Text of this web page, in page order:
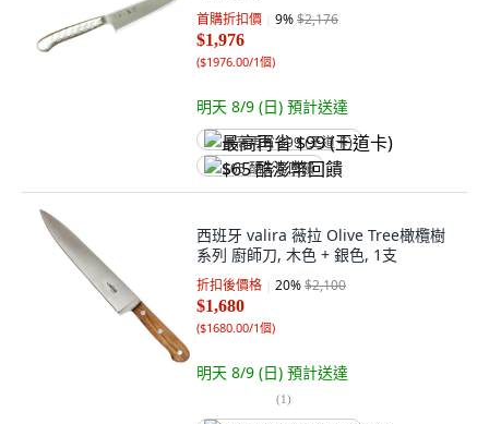
首購折扣價 9%$2,176
$1,976
($1976.00/1個)
明天 8/9 (日) 預計送達
最高再省 $99 (王道卡)
$65 酷澎幣回饋
西班牙 valira 薇拉 Olive Tree橄欖樹
系列 廚師刀, 木色 + 銀色, 1支
折扣後價格 20%$2,100
$1,680
($1680.00/1個)
明天 8/9 (日) 預計送達
(1)